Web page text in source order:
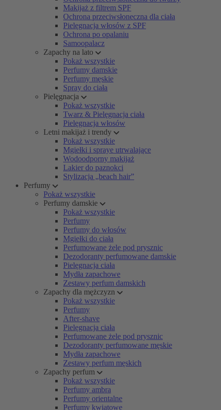
Makijaż z filtrem SPF
Ochrona przeciwsłoneczna dla ciała
Pielęgnacja włosów z SPF
Ochrona po opalaniu
Samoopalacz
Zapachy na lato
Pokaż wszystkie
Perfumy damskie
Perfumy męskie
Spray do ciała
Pielęgnacja
Pokaż wszystkie
Twarz & Pielęgnacja ciała
Pielęgnacja włosów
Letni makijaż i trendy
Pokaż wszystkie
Mgiełki i spraye utrwalające
Wodoodporny makijaż
Lakier do paznokci
Stylizacja „beach hair”
Perfumy
Pokaż wszystkie
Perfumy damskie
Pokaż wszystkie
Perfumy
Perfumy do włosów
Mgiełki do ciała
Perfumowane żele pod prysznic
Dezodoranty perfumowane damskie
Pielęgnacja ciała
Mydła zapachowe
Zestawy perfum damskich
Zapachy dla mężczyzn
Pokaż wszystkie
Perfumy
After-shave
Pielęgnacja ciała
Perfumowane żele pod prysznic
Dezodoranty perfumowane męskie
Mydła zapachowe
Zestawy perfum męskich
Zapachy perfum
Pokaż wszystkie
Perfumy ambra
Perfumy orientalne
Perfumy kwiatowe